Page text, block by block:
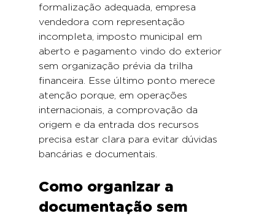
formalização adequada, empresa
vendedora com representação
incompleta, imposto municipal em
aberto e pagamento vindo do exterior
sem organização prévia da trilha
financeira. Esse último ponto merece
atenção porque, em operações
internacionais, a comprovação da
origem e da entrada dos recursos
precisa estar clara para evitar dúvidas
bancárias e documentais.
Como organizar a
documentação sem